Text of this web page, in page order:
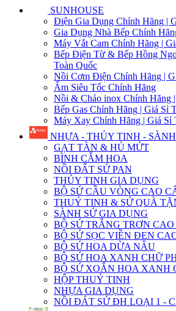
SUNHOUSE
Điện Gia Dụng Chính Hãng |
Gia Dụng Nhà Bếp Chính
Máy Vắt Cam Chính Hãng |
Bếp Điện Từ & Bếp Hồng
Toàn Quốc
Nồi Cơm Điện Chính Hãng |
Ấm Siêu Tốc Chính Hãng
Nồi & Chảo inox Chính Hãng
Bếp Gas Chính Hãng | Giá Sỉ
Máy Xay Chính Hãng | Giá Sỉ
NHỰA - THỦY TINH -
GẠT TÀN & HỦ MỨT
BÌNH CẮM HOA
NỒI ĐẤT SỨ PAN
THỦY TINH GIA DỤNG
BỘ SỨ CẦU VÒNG CAO
THUỶ TINH & SỨ QUÀ
SÀNH SỨ GIA DỤNG
BỘ SỨ TRẮNG TRƠN CAO
BỘ SỨ SỌC VIỀN ĐEN
BỘ SỨ HOA DỪA NÂU
BỘ SỨ HOA XANH CHỮ
BỘ SỨ XOẮN HOA XANH
HỘP THUỶ TINH
NHỰA GIA DỤNG
NỒI ĐÁT SỨ ĐH LOẠI 1 -